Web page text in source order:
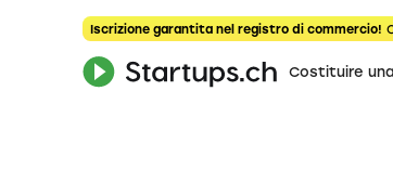
Iscrizione garantita nel registro di commercio!
Costituire